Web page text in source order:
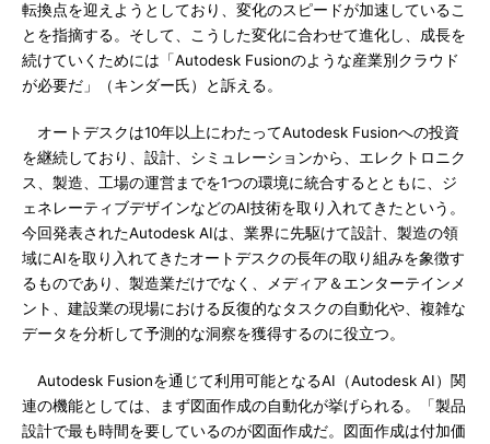
転換点を迎えようとしており、変化のスピードが加速しているこ
とを指摘する。そして、こうした変化に合わせて進化し、成長を
続けていくためには「Autodesk Fusionのような産業別クラウド
が必要だ」（キンダー氏）と訴える。
オートデスクは10年以上にわたってAutodesk Fusionへの投資
を継続しており、設計、シミュレーションから、エレクトロニク
ス、製造、工場の運営までを1つの環境に統合するとともに、ジ
ェネレーティブデザインなどのAI技術を取り入れてきたという。
今回発表されたAutodesk AIは、業界に先駆けて設計、製造の領
域にAIを取り入れてきたオートデスクの長年の取り組みを象徴す
るものであり、製造業だけでなく、メディア＆エンターテインメ
ント、建設業の現場における反復的なタスクの自動化や、複雑な
データを分析して予測的な洞察を獲得するのに役立つ。
Autodesk Fusionを通じて利用可能となるAI（Autodesk AI）関
連の機能としては、まず図面作成の自動化が挙げられる。「製品
設計で最も時間を要しているのが図面作成だ。図面作成は付加価